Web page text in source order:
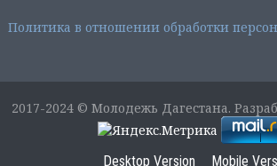
Политика в отношении обработки
2017-2024 © Молодежь Дагестана.
Desktop Version Mobile